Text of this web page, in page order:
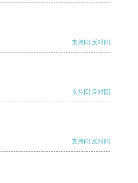
支持[0] 反对[0]
支持[0] 反对[0]
支持[0] 反对[0]